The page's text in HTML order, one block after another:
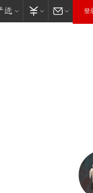
登